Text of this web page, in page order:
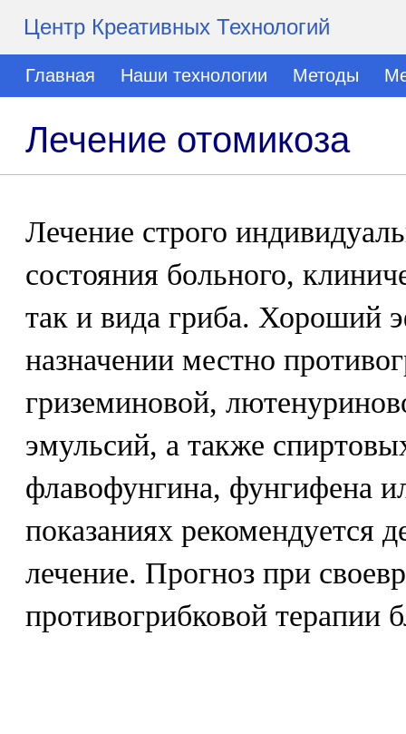
Центр Креативных Технологий
Главная Наши технологии Методы
Лечение отомикоза
Лечение строго
состояния больного,
так и вида гриба. Хороший
назначении местно
гриземиновой,
эмульсий, а также
флавофунгина, фунгифена
показаниях рекомендуется
лечение. Прогноз при
противогрибковой терапии